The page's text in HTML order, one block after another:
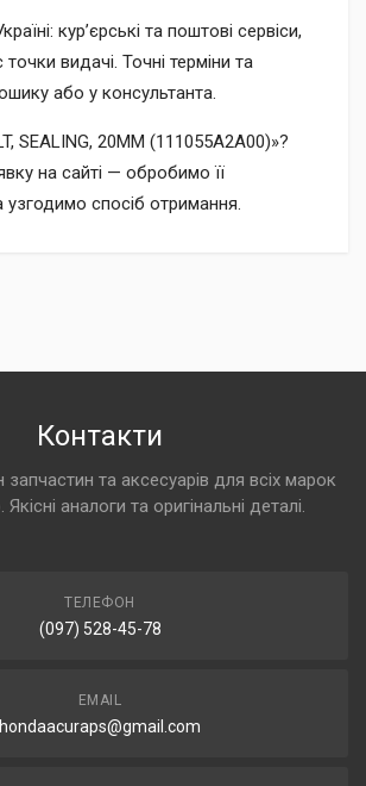
кур’єрські та поштові сервіси,
точки видачі. Точні терміни та
або у консультанта.
SEALING, 20MM (111055A2A00)»?
на сайті — обробимо її
узгодимо спосіб отримання.
Контакти
запчастин та аксесуарів для всіх марок
аналоги та оригінальні деталі.
ТЕЛЕФОН
(097) 528-45-78
EMAIL
hondaacuraps@gmail.com